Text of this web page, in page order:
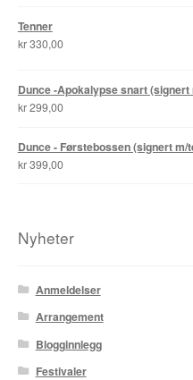
Siv Nordsveen / Silje
Sven Tveit / Jarle Grinde
Tor Morisse
Tore Strand Olsen
Tenner
kr330,00
Dunce -Apokalypse snart (signert
kr299,00
Dunce - Førstebossen (signert
kr399,00
Nyheter
Anmeldelser
Arrangement
Blogginnlegg
Festivaler